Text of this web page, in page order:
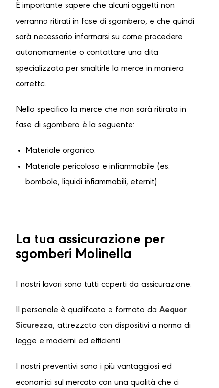
È importante sapere che alcuni oggetti non
verranno ritirati in fase di sgombero, e che quindi
sarà necessario informarsi su come procedere
autonomamente o contattare una dita
specializzata per smaltirle la merce in maniera
corretta.
Nello specifico la merce che non sarà ritirata in
fase di sgombero è la seguente:
Materiale organico.
Materiale pericoloso e infiammabile (es.
bombole, liquidi infiammabili, eternit).
La tua assicurazione per
sgomberi Molinella
I nostri lavori sono tutti coperti da assicurazione.
Il personale è qualificato e formato da Aequor
Sicurezza, attrezzato con dispositivi a norma di
legge e moderni ed efficienti.
I nostri preventivi sono i più vantaggiosi ed
economici sul mercato con una qualità che ci